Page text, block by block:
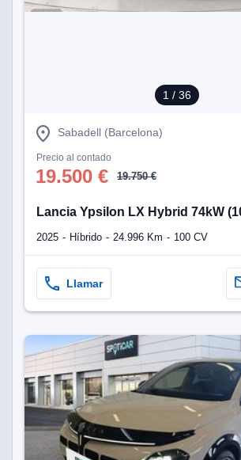
1 / 36
Sabadell (Barcelona)
Precio al contado
19.500 € 19.750 €
Lancia Ypsilon LX Hybrid 74kW
2025 Híbrido 24.996 Km 100 CV
Llamar